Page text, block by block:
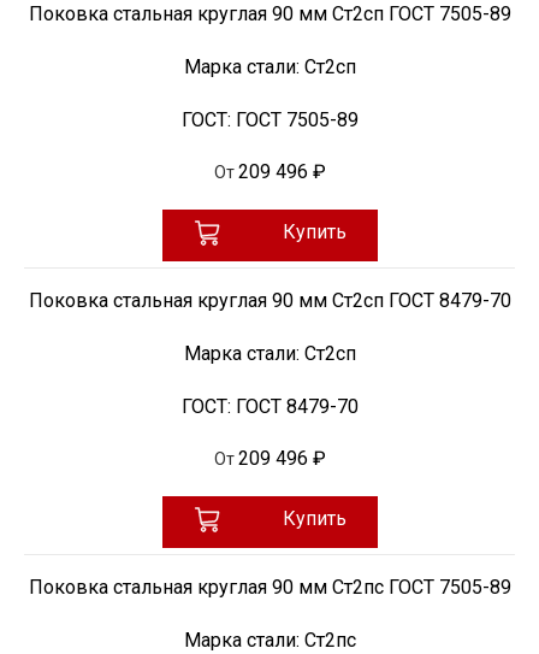
Поковка стальная круглая 90 мм Ст2сп ГОСТ 7505-89
Марка стали: Ст2сп
ГОСТ: ГОСТ 7505-89
От 209 496 ₽
Купить
Поковка стальная круглая 90 мм Ст2сп ГОСТ 8479-70
Марка стали: Ст2сп
ГОСТ: ГОСТ 8479-70
От 209 496 ₽
Купить
Поковка стальная круглая 90 мм Ст2пс ГОСТ 7505-89
Марка стали: Ст2пс